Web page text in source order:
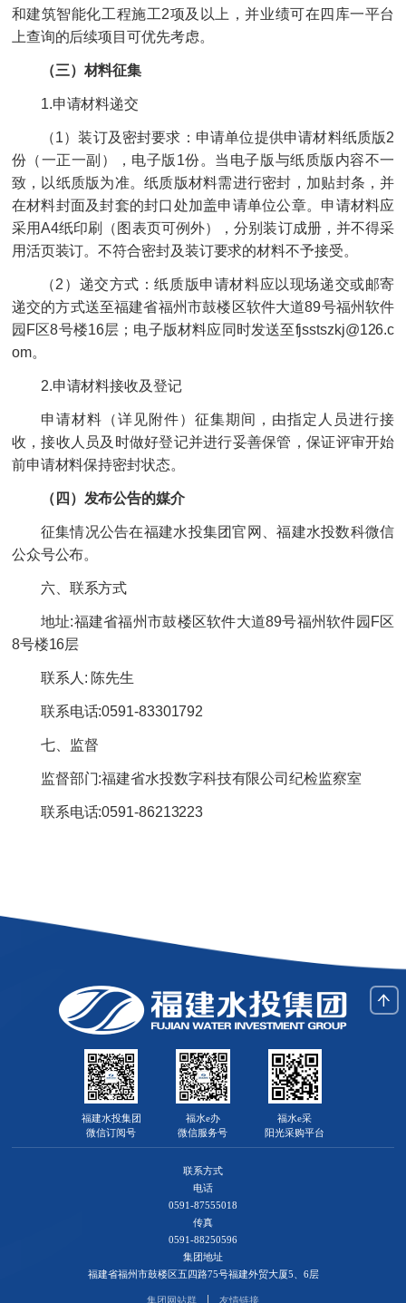
和建筑智能化工程施工2项及以上，并业绩可在四库一平台
上查询的后续项目可优先考虑。
（三）材料征集
1.申请材料递交
（1）装订及密封要求：申请单位提供申请材料纸质版2
份（一正一副），电子版1份。当电子版与纸质版内容不一
致，以纸质版为准。纸质版材料需进行密封，加贴封条，并
在材料封面及封套的封口处加盖申请单位公章。申请材料应
采用A4纸印刷（图表页可例外），分别装订成册，并不得采
用活页装订。不符合密封及装订要求的材料不予接受。
（2）递交方式：纸质版申请材料应以现场递交或邮寄
递交的方式送至福建省福州市鼓楼区软件大道89号福州软件
园F区8号楼16层；电子版材料应同时发送至fjsstszkj@126.c
om。
2.申请材料接收及登记
申请材料（详见附件）征集期间，由指定人员进行接
收，接收人员及时做好登记并进行妥善保管，保证评审开始
前申请材料保持密封状态。
（四）发布公告的媒介
征集情况公告在福建水投集团官网、福建水投数科微信
公众号公布。
六、联系方式
地址:福建省福州市鼓楼区软件大道89号福州软件园F区
8号楼16层
联系人: 陈先生
联系电话:0591-83301792
七、监督
监督部门:福建省水投数字科技有限公司纪检监察室
联系电话:0591-86213223
福建水投集团
微信订阅号
福水e办
微信服务号
福水e采
阳光采购平台
联系方式
电话
0591-87555018
传真
0591-88250596
集团地址
福建省福州市鼓楼区五四路75号福建外贸大厦5、6层
集团网站群 友情链接